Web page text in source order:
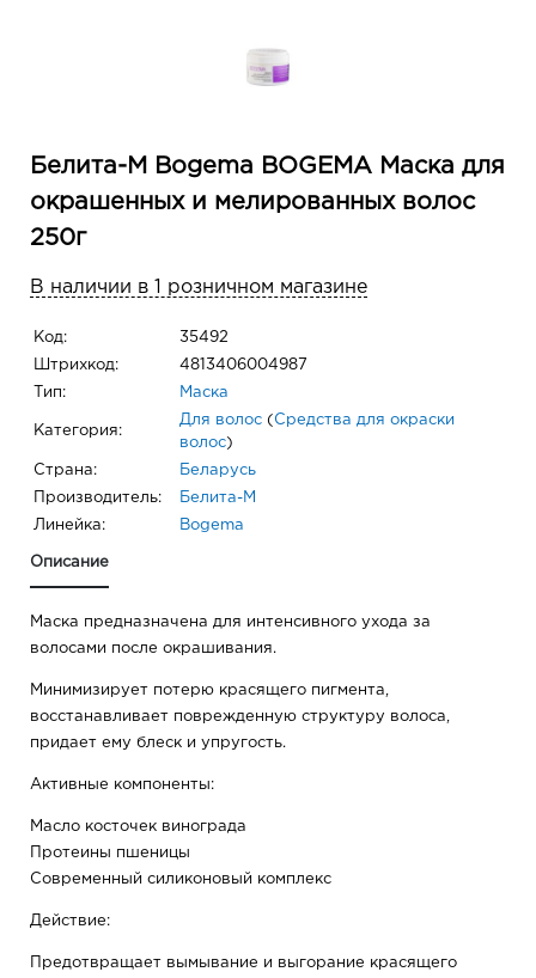
Белита-М Bogema BOGEMA Маска для
окрашенных и мелированных волос
250г
В наличии в 1 розничном магазине
Код: 35492
Штрихкод: 4813406004987
Тип: Маска
Категория:
Для волос ( Средства для окраски
волос)
Страна: Беларусь
Производитель: Белита-М
Линейка: Bogema
Описание
Маска предназначена для интенсивного ухода за
волосами после окрашивания.
Минимизирует потерю красящего пигмента,
восстанавливает поврежденную структуру волоса,
придает ему блеск и упругость.
Активные компоненты:
Масло косточек винограда
Протеины пшеницы
Современный силиконовый комплекс
Действие:
Предотвращает вымывание и выгорание красящего